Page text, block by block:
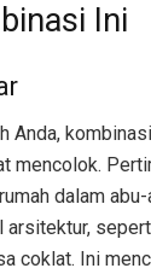
Ini
Anda,
mencolok.
dalam
arsitektur,
coklat. Ini